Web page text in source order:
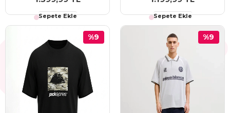
Sepete Ekle Sepete Ekle
%9 %9